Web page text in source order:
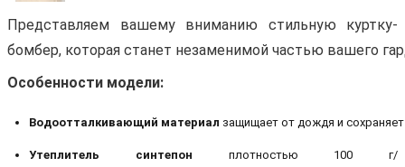
Представляем вашемувниманию стильную куртку-
бомбер, которая станет незаменимой частью вашего
Особенности модели:
Водоотталкивающий материал защищает от дождя и сохраняет
Утеплитель синтепон плотностью 100 г/